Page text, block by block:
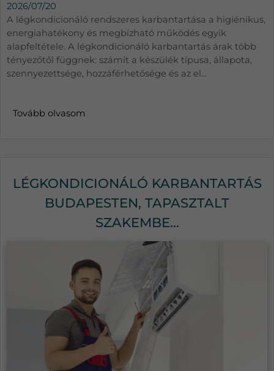
2026/07/20
A légkondicionáló rendszeres karbantartása a higiénikus,
energiahatékony és megbízható működés egyik
alapfeltétele. A légkondicionáló karbantartás árak több
tényezőtől függnek: számít a készülék típusa, állapota,
szennyezettsége, hozzáférhetősége és az el...
Tovább olvasom
LÉGKONDICIONÁLÓ KARBANTARTÁS
BUDAPESTEN, TAPASZTALT
SZAKEMBE...